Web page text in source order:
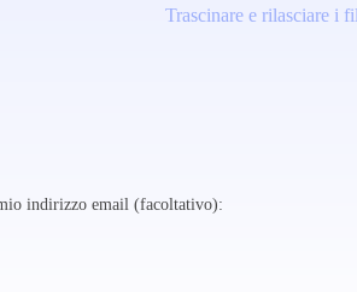
Trascinare e rilasciare i
indirizzo email (facoltativo):